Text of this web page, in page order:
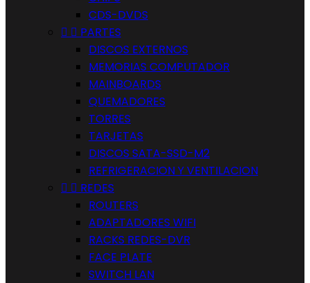
CDS-DVDS
  PARTES
DISCOS EXTERNOS
MEMORIAS COMPUTADOR
MAINBOARDS
QUEMADORES
TORRES
TARJETAS
DISCOS SATA-SSD-M2
REFRIGERACION Y VENTILACION
  REDES
ROUTERS
ADAPTADORES WIFI
RACKS REDES-DVR
FACE PLATE
SWITCH LAN